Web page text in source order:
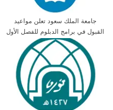
جامعة الملك سعود تعلن مواعيد
القبول في برامج الدبلوم للفصل الأول
1448هـ